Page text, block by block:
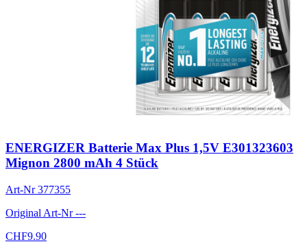
ENERGIZER Batterie Max Plus 1,5V E301323603
Mignon 2800 mAh 4 Stück
Art-Nr377355
Original Art-Nr---
CHF9.90